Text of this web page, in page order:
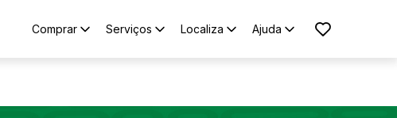
Comprar Serviços Localiza Ajuda